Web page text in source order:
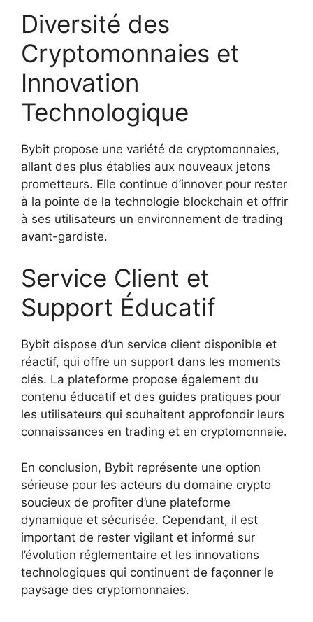
Diversité des
Cryptomonnaies et
Innovation
Technologique
Bybit propose une variété de cryptomonnaies,
allant des plus établies aux nouveaux jetons
prometteurs. Elle continue d’innover pour rester
à la pointe de la technologie blockchain et offrir
à ses utilisateurs un environnement de trading
avant-gardiste.
Service Client et
Support Éducatif
Bybit dispose d’un service client disponible et
réactif, qui offre un support dans les moments
clés. La plateforme propose également du
contenu éducatif et des guides pratiques pour
les utilisateurs qui souhaitent approfondir leurs
connaissances en trading et en cryptomonnaie.
En conclusion, Bybit représente une option
sérieuse pour les acteurs du domaine crypto
soucieux de profiter d’une plateforme
dynamique et sécurisée. Cependant, il est
important de rester vigilant et informé sur
l’évolution réglementaire et les innovations
technologiques qui continuent de façonner le
paysage des cryptomonnaies.